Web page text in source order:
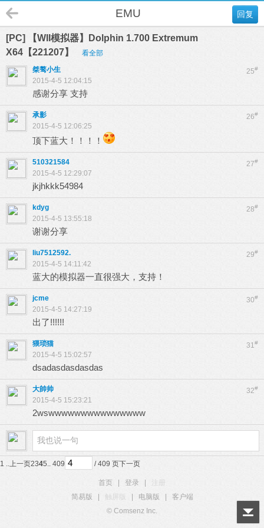
回复
EMU
[PC] 【WII模拟器】Dolphin 1.700 Extremum
X64【221207】
看全部
25#
桀骜小生
2015-4-5 12:04:15
感谢分享 支持
26#
承影
2015-4-5 12:06:25
顶下蓝大！！！！
27#
510321584
2015-4-5 12:29:07
jkjhkkk54984
28#
kdyg
2015-4-5 13:55:18
谢谢分享
29#
liu7512592.
2015-4-5 14:11:42
蓝大的模拟器一直很强大，支持！
30#
jcme
2015-4-5 14:27:19
出了!!!!!!
31#
猥琐猫
2015-4-5 15:02:57
dsadasdasdasdas
32#
大帥帅
2015-4-5 15:23:21
2wswwwwwwwwwwwwwww
1 ..上一页2345.. 409 / 409 页下一页
首页 登录
简易版
触屏版 电脑版
客户端
© Comsenz Inc.